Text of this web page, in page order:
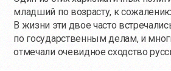
младший по возрасту, к
В жизни эти двое часто
по государственным делам, и
отмечали очевидное сходство